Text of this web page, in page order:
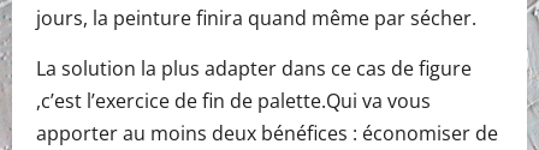
jours, la peinture finira quand même par sécher.
La solution la plus adapter dans ce cas de figure
,c’est l’exercice de fin de palette.Qui va vous
apporter au moins deux bénéfices : économiser de